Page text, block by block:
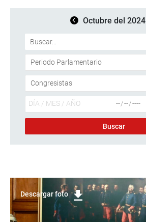
Octubre del 2024
Descargar foto